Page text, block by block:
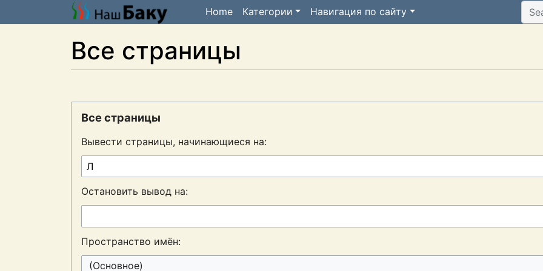
Home Категории Навигация по сайту
Все страницы
Все страницы
Вывести страницы, начинающиеся на:
Остановить вывод на:
Пространство имён:
(Основное)